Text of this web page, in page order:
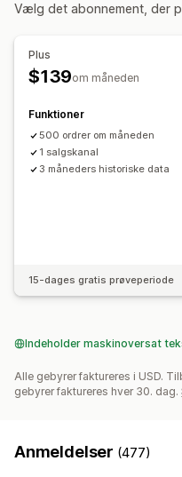
Effektivitetskontrolpanel
Finansiel drift
Fakturering
Debitorer
Automatisk
Oversigt over dagligt salg
Udbetalinger Kunder
Planlagt
Ordreopdateringer
Status i realtid
Vælg det abonnement, der
Plus
$139om måneden
Funktioner
500 ordrer om måneden
1 salgskanal
3 måneders historiske data
15-dages gratis prøveperiode
Indeholder maskinoversat
Alle gebyrer faktureres i USD.
gebyrer faktureres hver 30. dag.
Anmeldelser (477)